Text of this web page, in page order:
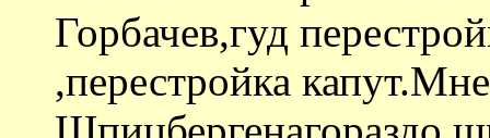
Горбачев,гуд
,перестройка